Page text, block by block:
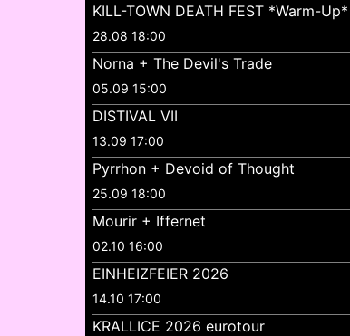
KILL-TOWN DEATH FEST *Warm-Up*
28.08 18:00
Norna + The Devil's Trade
05.09 15:00
DISTIVAL VII
13.09 17:00
Pyrrhon + Devoid of Thought
25.09 18:00
Mourir + Iffernet
02.10 16:00
EINHEIZFEIER 2026
14.10 17:00
KRALLICE 2026 eurotour